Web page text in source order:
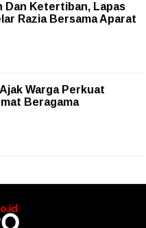
Dan Ketertiban, Lapas
Razia Bersama Aparat
Warga Perkuat
Beragama